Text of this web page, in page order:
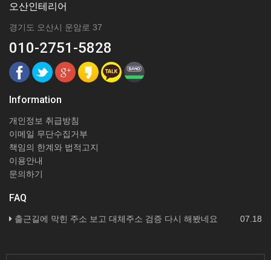
오산인테리어
경기도 오산시 운암로 37
010-2751-5828
Information
개인정보 취급방침
이메일 무단수집거부
책임의 한계와 법적고지
이용안내
문의하기
FAQ
07.18
출근길에 막힌 주소 보고 대체주소 검증 다시 해봤네요